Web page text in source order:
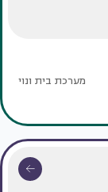
מערכת בית ונוי